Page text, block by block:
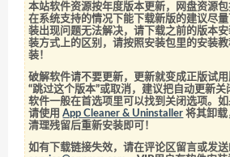
本站软件资源按年度版本更新，网盘资源包
在系统支持的情况下能下载新版的建议尽
装出现问题无法解决，请下载之前的版本
装方式上的区别，请按照安装包里的安装
装！
破解软件请不要更新，更新就变成正版试
“跳过这个版本”或取消，建议把自动更新
软件一般在首选项里可以找到关闭选项。如
请使用App Cleaner & Uninstaller 将其卸载
清理残留后重新安装即可！
如有下载链接失效，请在评论区留言或发